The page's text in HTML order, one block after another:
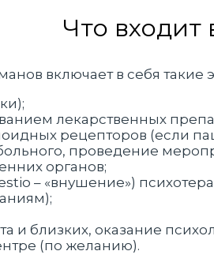
Что входит
включает в себя такие
лекарственных
рецепторов (если
проведение
органов;
– «внушение»)
и близких, оказание
(по желанию).